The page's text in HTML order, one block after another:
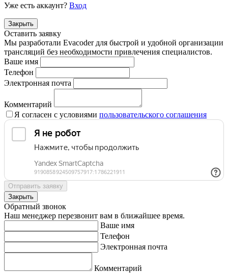
Уже есть аккаунт? Вход
Закрыть
Оставить заявку
Мы разработали Evacoder для быстрой и удобной организации
трансляций без необходимости привлечения специалистов.
Ваше имя
Телефон
Электронная почта
Комментарий
Я согласен с условиями пользовательского соглашения
Отправить заявку
Закрыть
Обратный звонок
Наш менеджер перезвонит вам в ближайшее время.
Ваше имя
Телефон
Электронная почта
Комментарий